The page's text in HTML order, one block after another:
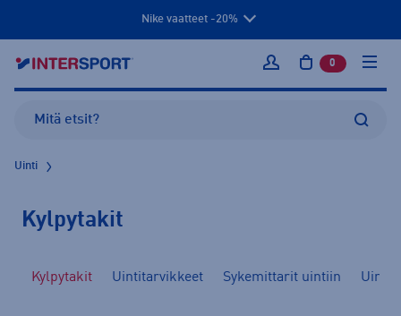
Nike vaatteet -20%
Kirjaudu sisään
0 tuotetta
Uinti
Kylpytakit
Kylpytakit Uintitarvikkeet Sykemittarit uintiin